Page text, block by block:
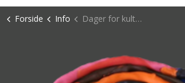
Forside Info Dager for kulturskoleundervisning